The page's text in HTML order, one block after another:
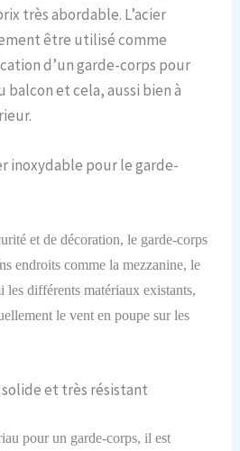
très abordable. L’acier
être utilisé comme
d’un garde-corps pour
balcon et cela, aussi bien à
inoxydable pour le garde-
et de décoration, le garde-corps
endroits comme la mezzanine, le
les différents matériaux existants,
le vent en poupe sur les
solide et très résistant
pour un garde-corps, il est